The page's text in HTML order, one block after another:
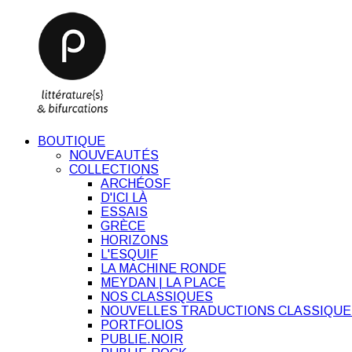
BOUTIQUE
NOUVEAUTÉS
COLLECTIONS
ARCHÉOSF
D'ICI LÀ
ESSAIS
GRÈCE
HORIZONS
L'ESQUIF
LA MACHINE RONDE
MEYDAN | LA PLACE
NOS CLASSIQUES
NOUVELLES TRADUCTIONS
PORTFOLIOS
PUBLIE.NOIR